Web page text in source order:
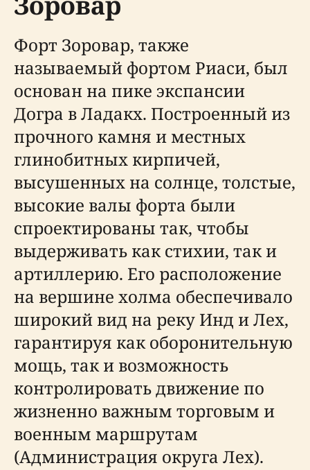
Форт Зоровар, также
называемый фортом Риаси, был
основан на пике экспансии
Догра в Ладакх. Построенный из
прочного камня и местных
глинобитных кирпичей,
высушенных на солнце, толстые,
высокие валы форта были
спроектированы так, чтобы
выдерживать как стихии, так и
артиллерию. Его расположение
на вершине холма обеспечивало
широкий вид на реку Инд и Лех,
гарантируя как оборонительную
мощь, так и возможность
контролировать движение по
жизненно важным торговым и
военным маршрутам
(Администрация округа Лех).